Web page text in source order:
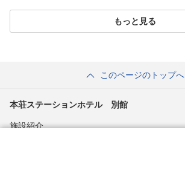
もっと見る
このページのトップへ
本荘ステーションホテル 別館
施設紹介